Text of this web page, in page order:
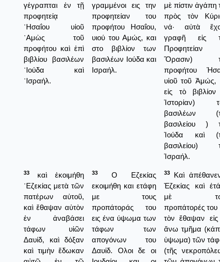
γέγραπται ἐν τῇ
προφητείᾳ
῾Ησαΐου υἱοῦ
᾿Αμὼς τοῦ
προφήτου καὶ ἐπὶ
βιβλίου βασιλέων
᾿Ιούδα καὶ
᾿Ισραήλ.
γραμμένοι εις την
προφητείαν του
προφήτου Ησαΐου,
υιού του Αμώς, και
στο βιβλίον των
βασιλέων Ιούδα και
Ισραήλ.
μὲ πίστιν ἀγάπη
πρὸς τὸν
νά· αὐτὰ
γραφῆ εἰς
Προφητείαν
Ὅρασιν)
προφήτου
υἱοῦ τοῦ Ἀμώς,
εἰς τὸ
Ἱστορίαν)
βασιλέων
βασιλείου )
Ἰούδα καὶ
βασιλείου)
Ἰσραήλ.
33
καὶ ἐκοιμήθη
᾿Εζεκίας μετὰ τῶν
πατέρων αὐτοῦ,
καὶ ἔθαψαν αὐτὸν
ἐν ἀναβάσει
τάφων υἱῶν
Δαυίδ, καὶ δόξαν
καὶ τιμὴν ἔδωκαν
33
Ο Εζεκίας
εκοιμήθη και ετάφη
με τους
προπάτοράς του
εις ένα ύψωμα των
τάφων των
απογόνων του
Δαυίδ. Ολοι δε οι
33
Καὶ
Ἐζεκίας καὶ
μὲ
προπάτορές του
τὸν ἔθαψαν
ἄνω τμῆμα
ὑψωμα) τῶν
(τῆς